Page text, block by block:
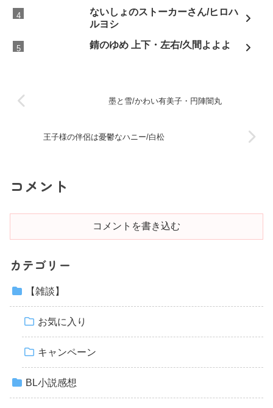
ないしょのストーカーさん/ヒロハ
ルヨシ
錆のゆめ 上下・左右/久間よよよ
墨と雪/かわい有美子・円陣闇丸
王子様の伴侶は憂鬱なハニー/白松
コメント
コメントを書き込む
カテゴリー
【雑談】
お気に入り
キャンペーン
BL小説感想